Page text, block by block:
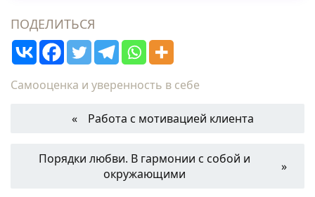
ПОДЕЛИТЬСЯ
Самооценка и уверенность в себе
Работа с мотивацией клиента
Порядки любви. В гармонии с собой и
окружающими